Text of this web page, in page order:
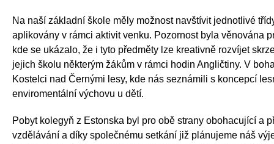
Na naší základní škole měly možnost navštívit jednotlivé
aplikovány v rámci aktivit venku. Pozornost byla věnována
kde se ukázalo, že i tyto předměty lze kreativně rozvíjet
jejich školu některým žákům v rámci hodin Angličtiny. V
Kostelci nad Černými lesy, kde nás seznámili s koncepcí
enviromentální
Pobyt kolegyň z Estonska byl pro obě strany obohacující a
vzdělávání a díky společnému setkání již plánujeme náš